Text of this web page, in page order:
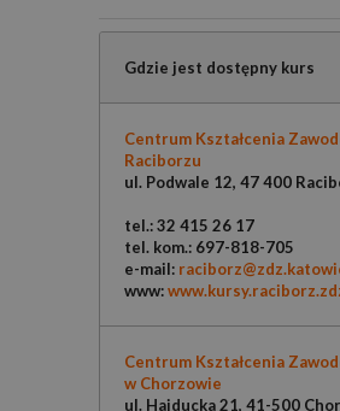
Gdzie jest dostępny kurs
Centrum Kształcenia
Raciborzu
ul. Podwale 12, 47 400
tel.: 32 415 26 17
tel. kom.: 697-818-705
e-mail:
www:
Centrum Kształcenia
w Chorzowie
ul. Hajducka 21, 41-500